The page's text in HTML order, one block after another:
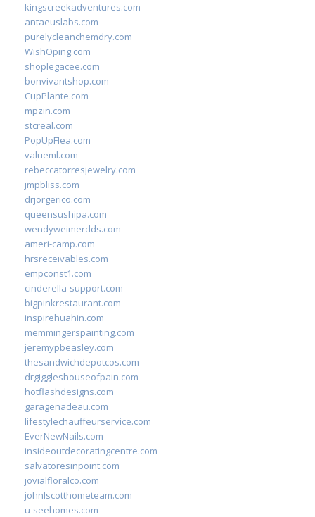
kingscreekadventures.com
antaeuslabs.com
purelycleanchemdry.com
WishOping.com
shoplegacee.com
bonvivantshop.com
CupPlante.com
mpzin.com
stcreal.com
PopUpFlea.com
valueml.com
rebeccatorresjewelry.com
jmpbliss.com
drjorgerico.com
queensushipa.com
wendyweimerdds.com
ameri-camp.com
hrsreceivables.com
empconst1.com
cinderella-support.com
bigpinkrestaurant.com
inspirehuahin.com
memmingerspainting.com
jeremypbeasley.com
thesandwichdepotcos.com
drgiggleshouseofpain.com
hotflashdesigns.com
garagenadeau.com
lifestylechauffeurservice.com
EverNewNails.com
insideoutdecoratingcentre.com
salvatoresinpoint.com
jovialfloralco.com
johnlscotthometeam.com
u-seehomes.com